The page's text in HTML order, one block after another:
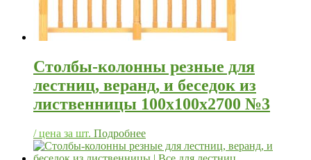
Столбы-колонны резные для
лестниц, веранд, и беседок из
лиственницы 100х100х2700 №3
/ цена за шт. Подробнее